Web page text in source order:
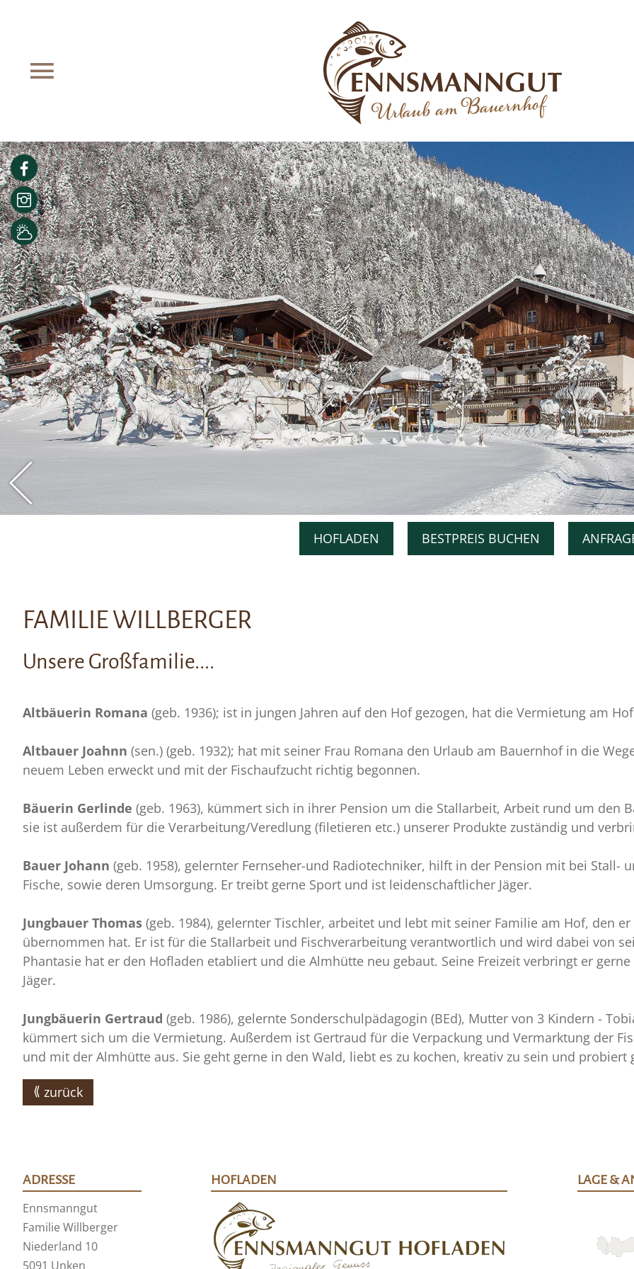
Facebook
Instagram
Wetter
HOFLADEN BESTPREIS BUCHEN
FAMILIE WILLBERGER
Unsere Großfamilie....
Altbäuerin Romana (geb. 1936); ist in jungen Jahren auf den Hof gezogen, hat die Vermietung am
Altbauer Joahnn (sen.) (geb. 1932); hat mit seiner Frau Romana den Urlaub am Bauernhof in die
neuem Leben erweckt und mit der Fischaufzucht richtig begonnen.
Bäuerin Gerlinde (geb. 1963), kümmert sich in ihrer Pension um die Stallarbeit, Arbeit rund um den
sie ist außerdem für die Verarbeitung/Veredlung (filetieren etc.) unserer Produkte zuständig und
Bauer Johann (geb. 1958), gelernter Fernseher-und Radiotechniker, hilft in der Pension mit bei Stall-
Fische, sowie deren Umsorgung. Er treibt gerne Sport und ist leidenschaftlicher Jäger.
Jungbauer Thomas (geb. 1984), gelernter Tischler, arbeitet und lebt mit seiner Familie am Hof, den
übernommen hat. Er ist für die Stallarbeit und Fischverarbeitung verantwortlich und wird dabei von
Phantasie hat er den Hofladen etabliert und die Almhütte neu gebaut. Seine Freizeit verbringt er
Jäger.
Jungbäuerin Gertraud (geb. 1986), gelernte Sonderschulpädagogin (BEd), Mutter von 3 Kindern -
kümmert sich um die Vermietung. Außerdem ist Gertraud für die Verpackung und Vermarktung der
und mit der Almhütte aus. Sie geht gerne in den Wald, liebt es zu kochen, kreativ zu sein und probiert
zurück
ADRESSE
Ennsmanngut
Familie Willberger
Niederland 10
5091 Unken
HOFLADEN LAGE &